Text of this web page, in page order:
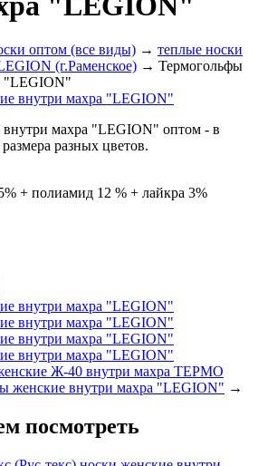
оптом (все виды) → теплые носки
(г.Раменское) → Термогольфы
"LEGION"
махра "LEGION" оптом - в
разных цветов.
+ полиамид 12 % + лайкра 3%
Ж-40 внутри махра ТЕРМО
женские внутри махра "LEGION" →
посмотреть